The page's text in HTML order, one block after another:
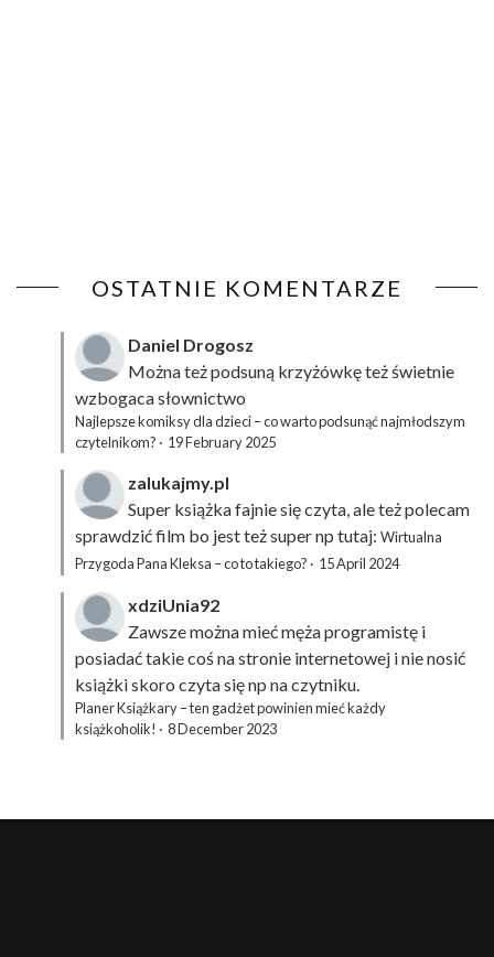
OSTATNIE KOMENTARZE
Daniel Drogosz
Można też podsuną krzyżówkęteż świetnie
wzbogaca słownictwo
Najlepsze komiksy dla dzieci – co warto podsunąć najmłodszym
czytelnikom? · 19 February 2025
zalukajmy.pl
Super książka fajnie się czyta, ale też polecam
sprawdzić film bo jest też super np tutaj: Wirtualna
Przygoda Pana Kleksa – co to takiego? · 15 April 2024
xdziUnia92
Zawsze można mieć męża programistę i
posiadać takie coś na stronie internetowej i nie nosić
książki skoro czyta się np na czytniku.
Planer Książkary – ten gadżet powinien mieć każdy
książkoholik! · 8 December 2023